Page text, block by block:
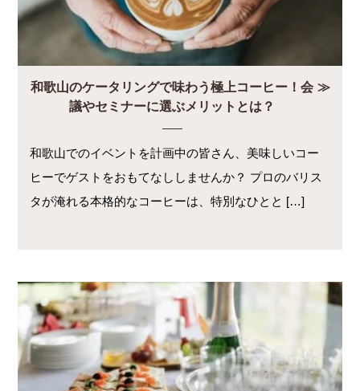
和歌山のケータリングで味わう極上コーヒー！会
議やセミナーに選ぶメリットとは？
和歌山でのイベントを計画中の皆さん、美味しいコー
ヒーでゲストをおもてなししませんか？ プロのバリス
タが淹れる本格的なコーヒーは、特別なひとと […]